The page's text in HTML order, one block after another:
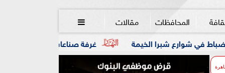
المحافظات مقالات 
غرفة صناعات الطباعة تطلق ورشة عمل التعريف